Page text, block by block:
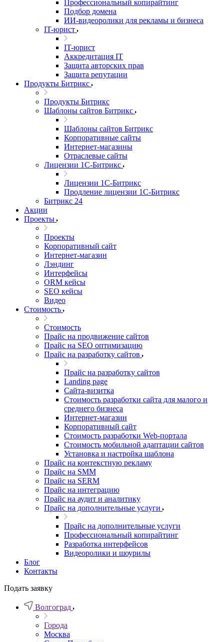
Профессиональный копирайтинг
Подбор домена
ИИ-видеоролики для рекламы и бизнеса
IT-юрист
IT-юрист
Аккредитация IT
Защита авторских прав
Защита репутации
Продукты Битрикс
Продукты Битрикс
Шаблоны сайтов Битрикс
Шаблоны сайтов Битрикс
Корпоративные сайты
Интернет-магазины
Отраслевые сайты
Лицензии 1С-Битрикс
Лицензии 1С-Битрикс
Продление лицензии 1С-Битрикс
Битрикс 24
Акции
Проекты
Проекты
Корпоративный сайт
Интернет-магазин
Лэндинг
Интерфейсы
ORM кейсы
SEO кейсы
Видео
Стоимость
Стоимость
Прайс на продвижение сайтов
Прайс на SEO оптимизацию
Прайс на разработку сайтов
Прайс на разработку сайтов
Landing page
Cайта-визитка
Стоимость разработки сайта для малого и
среднего бизнеса
Интернет-магазин
Корпоративный сайт
Стоимость разработки Web-портала
Стоимость мобильной адаптации сайтов
Установка и настройка шаблона
Прайс на контекстную рекламу
Прайс на SMM
Прайс на SERM
Прайс на интеграцию
Прайс на аудит и аналитику
Прайс на дополнительные услуги
Прайс на дополнительные услуги
Профессиональный копирайтинг
Разработка интерфейсов
Видеоролики и шоурилы
Блог
Контакты
Подать заявку
Волгоград
Города
Москва